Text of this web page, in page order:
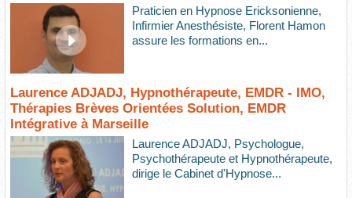
Praticien en Hypnose Ericksonienne,
Infirmier Anesthésiste, Florent Hamon
assure les formations en...
Laurence ADJADJ, Hypnothérapeute, EMDR - IMO,
Thérapies Brèves Orientées Solution, EMDR
Intégrative à Marseille
Laurence ADJADJ, Psychologue,
Psychothérapeute et Hypnothérapeute,
dirige le Cabinet d'Hypnose...